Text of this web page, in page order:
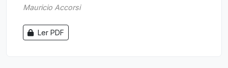
Mauricio Accorsi
Ler PDF